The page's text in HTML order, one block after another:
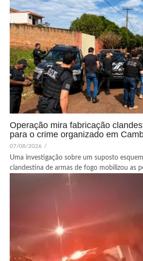
Operação mira fabricação
para o crime organizado em
07/08/2026 /
Uma investigação sobre um suposto
clandestina de armas de fogo mobilizou as